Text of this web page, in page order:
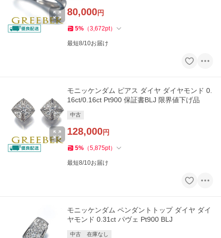
80,000円
5% （3,672pt）
最短8/10お届け
モニッケンダム ピアス ダイヤ ダイヤモンド 0.
16ct/0.16ct Pt900 保証書BLJ 限界値下げ品
中古
128,000円
5% （5,875pt）
最短8/10お届け
モニッケンダム ペンダントトップ ダイヤ ダイ
ヤモンド 0.31ct パヴェ Pt900 BLJ
中古 在庫なし